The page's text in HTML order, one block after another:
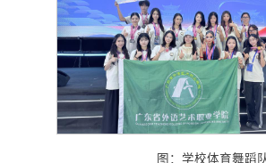
图：学校体育舞蹈